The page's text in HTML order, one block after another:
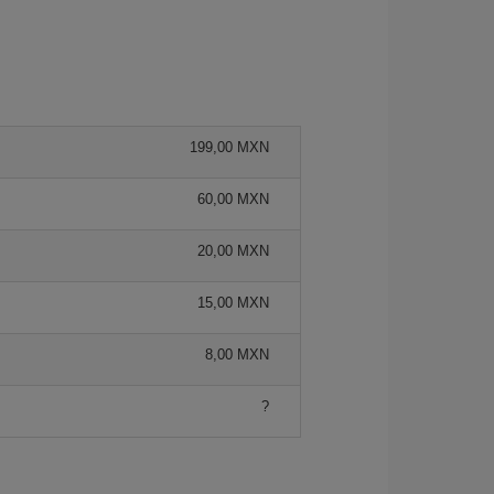
199,00 MXN
60,00 MXN
20,00 MXN
15,00 MXN
8,00 MXN
?